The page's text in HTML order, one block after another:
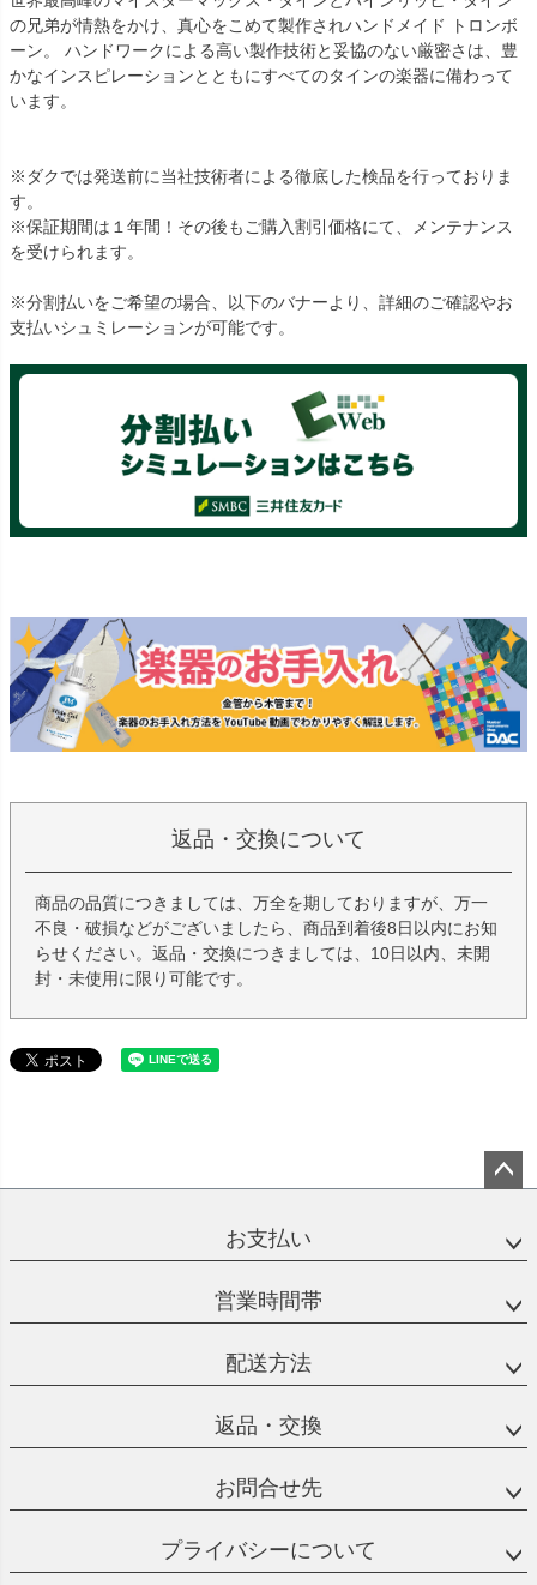
の兄弟が情熱をかけ、真心をこめて製作されハンドメイド トロンボ
ーン。 ハンドワークによる高い製作技術と妥協のない厳密さは、豊
かなインスピレーションとともにすべてのタインの楽器に備わって
います。
※ダクでは発送前に当社技術者による徹底した検品を行っておりま
す。
※保証期間は１年間！その後もご購入割引価格にて、メンテナンス
を受けられます。
※分割払いをご希望の場合、以下のバナーより、詳細のご確認やお
支払いシュミレーションが可能です。
返品・交換について
商品の品質につきましては、万全を期しておりますが、万一
不良・破損などがございましたら、商品到着後8日以内にお知
らせください。返品・交換につきましては、10日以内、未開
封・未使用に限り可能です。
ップ
お支払い
営業時間帯
配送方法
返品・交換
お問合せ先
プライバシーについて